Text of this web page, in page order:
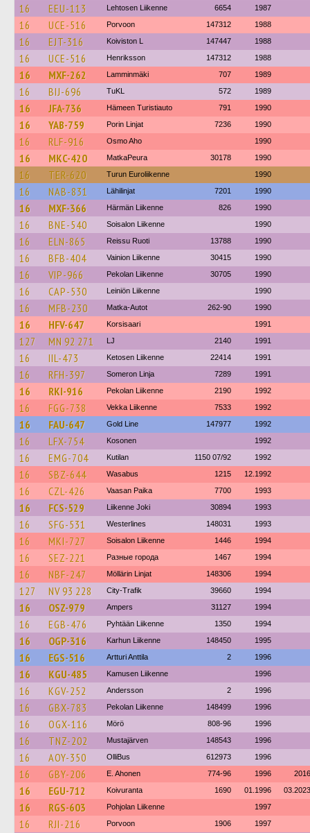
16 EEU-113 Lehtosen Liikenne 6654 1987
16 UCE-516 Porvoon 147312 1988
16 EJT-316 Koiviston L 147447 1988
16 UCE-516 Henriksson 147312 1988
16 MXF-262 Lamminmäki 707 1989
16 BIJ-696 TuKL 572 1989
16 JFA-736 Hämeen Turistiauto 791 1990
16 YAB-759 Porin Linjat 7236 1990
16 RLF-916 Osmo Aho 1990
16 MKC-420 MatkaPeura 30178 1990
16 TER-620 Turun Euroliikenne 1990
16 NAB-831 Lähilinjat 7201 1990
16 MXF-366 Härmän Liikenne 826 1990
16 BNE-540 Soisalon Liikenne 1990
16 ELN-865 Reissu Ruoti 13788 1990
16 BFB-404 Vainion Liikenne 30415 1990
16 VIP-966 Pekolan Liikenne 30705 1990
16 CAP-530 Leiniön Liikenne 1990
16 MFB-230 Matka-Autot 262-90 1990
16 HFV-647 Korsisaari 1991
127 MN 92 271 LJ 2140 1991
16 IIL-473 Ketosen Liikenne 22414 1991
16 RFH-397 Someron Linja 7289 1991
16 RKI-916 Pekolan Liikenne 2190 1992
16 FGG-738 Vekka Liikenne 7533 1992
16 FAU-647 Gold Line 147977 1992
16 LFX-754 Kosonen 1992
16 EMG-704 Kutilan 1150 07/92 1992
16 SBZ-644 Wasabus 1215 12.1992
16 CZL-426 Vaasan Paika 7700 1993
16 FCS-529 Liikenne Joki 30894 1993
16 SFG-531 Westerlines 148031 1993
16 MKI-727 Soisalon Liikenne 1446 1994
16 SEZ-221 Разные города 1467 1994
16 NBF-247 Möllärin Linjat 148306 1994
127 NV 93 228 City-Trafik 39660 1994
16 OSZ-979 Ampers 31127 1994
16 EGB-476 Pyhtään Liikenne 1350 1994
16 OGP-316 Karhun Liikenne 148450 1995
16 EGS-516 Artturi Anttila 2 1996
16 KGU-485 Kamusen Liikenne 1996
16 KGV-252 Andersson 2 1996
16 GBX-783 Pekolan Liikenne 148499 1996
16 OGX-116 Mörö 808-96 1996
16 TNZ-202 Mustajärven 148543 1996
16 AOY-350 OlliBus 612973 1996
16 GBY-206 E. Ahonen 774-96 1996 2016
16 EGU-712 Koivuranta 1690 01.1996 03.2023
16 RGS-603 Pohjolan Liikenne 1997
16 RJI-216 Porvoon 1906 1997